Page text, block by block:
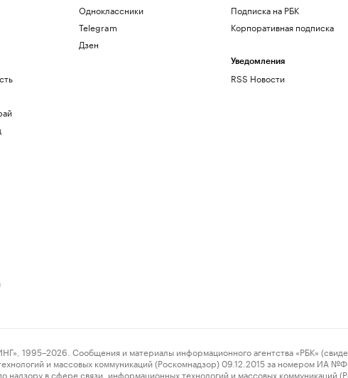
Одноклассники
Telegram
Дзен
Подписка на РБК
Корпоративная подписка
Уведомления
RSS Новости
Сообщения и материалы информационного агентства «РБК»
и массовых коммуникаций (Роскомнадзор) 09.12.2015 за номером ИА
надзору в сфере связи, информационных технологий и массовых